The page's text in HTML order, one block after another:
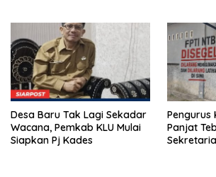
Desa Baru Tak Lagi Sekadar
Wacana, Pemkab KLU Mulai
Siapkan Pj Kades
Pengurus
Panjat